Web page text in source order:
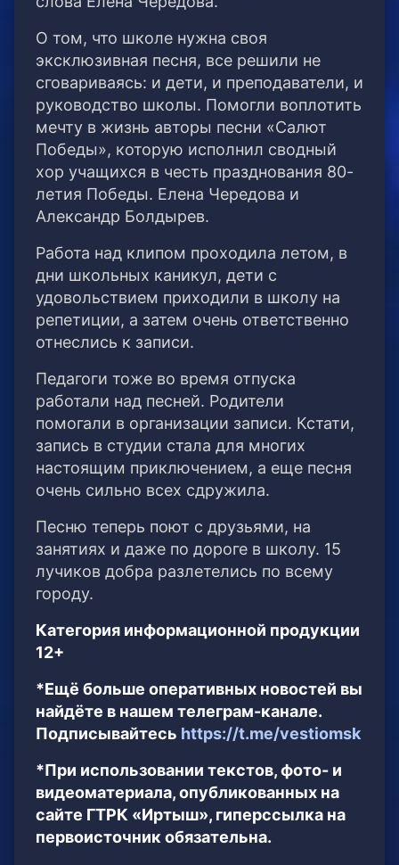
О том, что школе нужна своя
эксклюзивная песня, все решили не
сговариваясь: и дети, и преподаватели, и
руководство школы. Помогли воплотить
мечту в жизнь авторы песни «Салют
Победы», которую исполнил сводный
хор учащихся в честь празднования 80-
летия Победы. Елена Чередова и
Александр Болдырев.
Работа над клипом проходила летом, в
дни школьных каникул, дети с
удовольствием приходили в школу на
репетиции, а затем очень ответственно
отнеслись к записи.
Педагоги тоже во время отпуска
работали над песней. Родители
помогали в организации записи. Кстати,
запись в студии стала для многих
настоящим приключением, а еще песня
очень сильно всех сдружила.
Песню теперь поют с друзьями, на
занятиях и даже по дороге в школу. 15
лучиков добра разлетелись по всему
городу.
Категория информационной продукции
12+
*Ещё больше оперативных новостей вы
найдёте в нашем телеграм-канале.
Подписывайтесь https://t.me/vestiomsk
*При использовании текстов, фото- и
видеоматериала, опубликованных на
сайте ГТРК «Иртыш», гиперссылка на
первоисточник обязательна.